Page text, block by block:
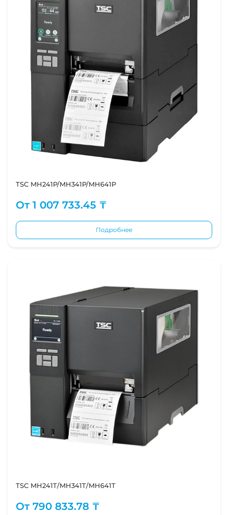
TSC MH241P/MH341P/MH641P
От1 007 733.45 ₸
Подробнее
TSC MH241T/MH341T/MH641T
От790 833.78 ₸